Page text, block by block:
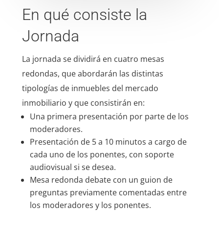
En qué consiste la
Jornada
La jornada se dividirá en cuatro mesas
redondas, que abordarán las distintas
tipologías de inmuebles del mercado
inmobiliario y que consistirán en:
Una primera presentación por parte de los
moderadores.
Presentación de 5 a 10 minutos a cargo de
cada uno de los ponentes, con soporte
audiovisual si se desea.
Mesa redonda debate con un guion de
preguntas previamente comentadas entre
los moderadores y los ponentes.